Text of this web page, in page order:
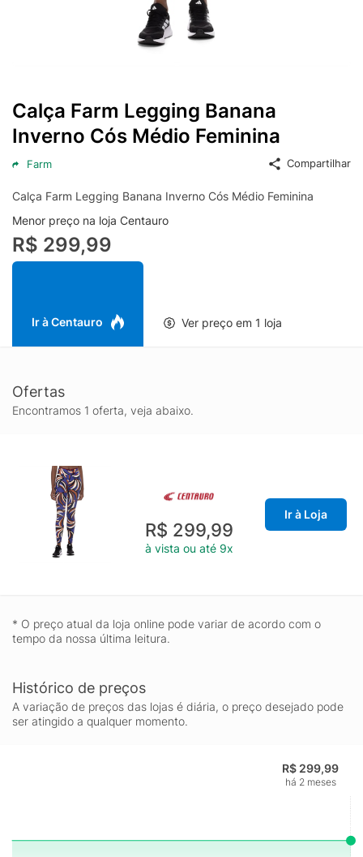
Calça Farm Legging Banana
Inverno Cós Médio Feminina
Farm Compartilhar
Calça Farm Legging Banana Inverno Cós Médio Feminina
Menor preço na loja Centauro
R$ 299,99
Ir à Centauro Ver preço em 1 loja
Ofertas
Encontramos 1 oferta, veja abaixo.
R$ 299,99
à vista ou até 9x
Ir à Loja
* O preço atual da loja online pode variar de acordo com o
tempo da nossa última leitura.
Histórico de preços
A variação de preços das lojas é diária, o preço desejado pode
ser atingido a qualquer momento.
R$ 299,99
há 2 meses